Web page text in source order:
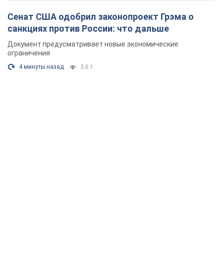
Сенат США одобрил законопроект Грэма о
санкциях против России: что дальше
Документ предусматривает новые экономические
ограничения
4 минуты назад 3,6 т.